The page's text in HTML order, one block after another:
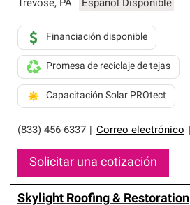
Trevose, PA Español Disponible
(833) 456-6337 Correo electrónico
Financiación disponible
Promesa de reciclaje de tejas
Capacitación Solar PROtect
Solicitar una cotización
Skylight Roofing & Restoration